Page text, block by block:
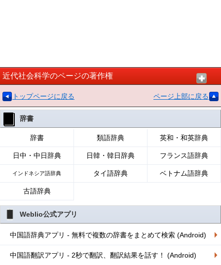
近代社会科学のページの著作権
トップページに戻る ページ上部に戻る
辞書
辞書 類語辞典 英和・和英辞典
日中・中日辞典 日韓・韓日辞典 フランス語辞典
インドネシア語辞典 タイ語辞典 ベトナム語辞典
古語辞典
Weblio公式アプリ
中国語辞典アプリ - 無料で複数の辞書をまとめて検索 (Android)
中国語翻訳アプリ - 2秒で翻訳、翻訳結果を話す！ (Android)